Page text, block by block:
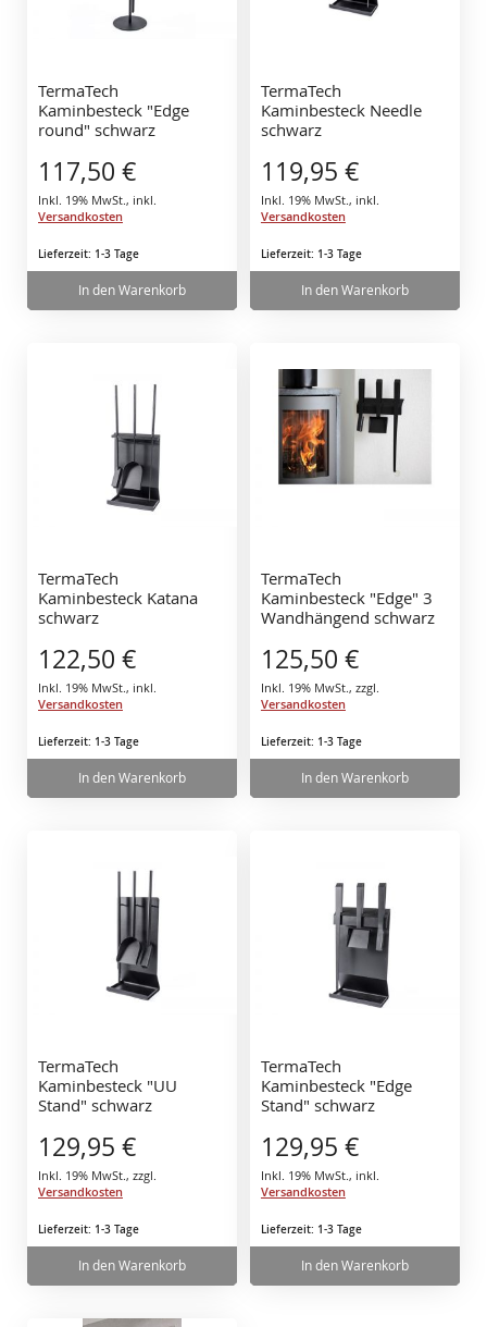
TermaTech
Kaminbesteck "Edge
round" schwarz
117,50 €
Inkl. 19% MwSt. , inkl.
Versandkosten
Lieferzeit: 1-3 Tage
In den Warenkorb
TermaTech
Kaminbesteck Needle
schwarz
119,95 €
Inkl. 19% MwSt. , inkl.
Versandkosten
Lieferzeit: 1-3 Tage
In den Warenkorb
TermaTech
Kaminbesteck Katana
schwarz
122,50 €
Inkl. 19% MwSt. , inkl.
Versandkosten
Lieferzeit: 1-3 Tage
In den Warenkorb
TermaTech
Kaminbesteck "Edge" 3
Wandhängend schwarz
125,50 €
Inkl. 19% MwSt. , zzgl.
Versandkosten
Lieferzeit: 1-3 Tage
In den Warenkorb
TermaTech
Kaminbesteck "UU
Stand" schwarz
129,95 €
Inkl. 19% MwSt. , zzgl.
Versandkosten
Lieferzeit: 1-3 Tage
In den Warenkorb
TermaTech
Kaminbesteck "Edge
Stand" schwarz
129,95 €
Inkl. 19% MwSt. , inkl.
Versandkosten
Lieferzeit: 1-3 Tage
In den Warenkorb